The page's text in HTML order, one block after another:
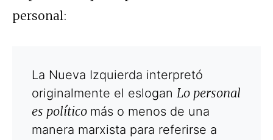
personal:
La Nueva Izquierda interpretó
originalmente el eslogan Lo personal
es político más o menos de una
manera marxista para referirse a